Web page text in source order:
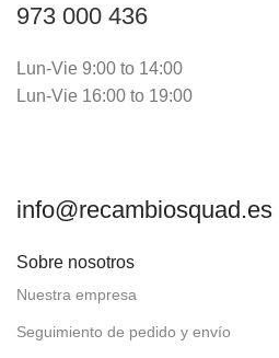
973 000 436
Lun-Vie 9:00 to 14:00
Lun-Vie 16:00 to 19:00
info@recambiosquad.es
Sobre nosotros
Nuestra empresa
Seguimiento de pedido y envío